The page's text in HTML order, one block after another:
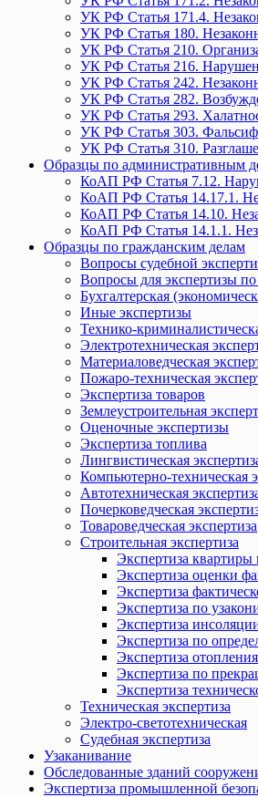
УК РФ Статья 171.4.
УК РФ Статья 180.
УК РФ Статья 210.
УК РФ Статья 216.
УК РФ Статья 242.
УК РФ Статья 282.
УК РФ Статья 293.
УК РФ Статья 303.
УК РФ Статья 310.
Образцы по административным
КоАП РФ Статья 7.12.
КоАП РФ Статья 14.17.1.
КоАП РФ Статья 14.10.
КоАП РФ Статья 14.1.1.
Образцы по гражданским делам
Вопросы судебной
Вопросы для экспертизы
Бухгалтерская
Иные экспертизы
Технико-
Электротехническая
Материаловедческая
Пожаро-техническая
Экспертиза товаров
Землеустроительная
Оценочные экспертизы
Экспертиза топлива
Лингвистическая
Компьютерно-техническая
Автотехническая
Почерковедческая
Товароведческая экспертиза
Строительная экспертиза
Экспертиза квартиры
Экспертиза оценки
Экспертиза
Экспертиза по
Экспертиза
Экспертиза по
Экспертиза отопления
Экспертиза по
Экспертиза
Техническая экспертиза
Электро-светотехническая
Судебная экспертиза
Узаканивание
Обследованные зданий
Экспертиза промышленной